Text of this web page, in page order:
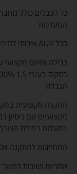
המערכות
כבל AUX איכותי לחיבור מחשב\נגן\סמארטפון
כבילה וחיווט
הגבלה
התקנה מקצועית
מקצועיים עם ניסיון
בתעלות במידת
התחייבות להתקנה
אחריות ושירות למשך 12 חודשים מיום ההתקנה